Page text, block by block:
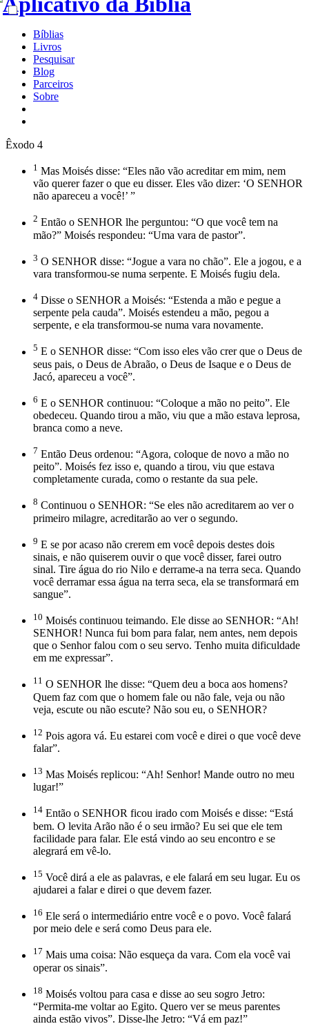
Bíblias
Livros
Pesquisar
Blog
Parceiros
Sobre
Êxodo 4
1 Mas Moisés disse: “Eles não vão acreditar em mim, nem
vão querer fazer o que eu disser. Eles vão dizer: ‘O SENHOR
não apareceu a você!’ ”
2 Então o SENHOR lhe perguntou: “O que você tem na
mão?” Moisés respondeu: “Uma vara de pastor”.
3 O SENHOR disse: “Jogue a vara no chão”. Ele a jogou, e a
vara transformou-se numa serpente. E Moisés fugiu dela.
4 Disse o SENHOR a Moisés: “Estenda a mão e pegue a
serpente pela cauda”. Moisés estendeu a mão, pegou a
serpente, e ela transformou-se numa vara novamente.
5 E o SENHOR disse: “Com isso eles vão crer que o Deus de
seus pais, o Deus de Abraão, o Deus de Isaque e o Deus de
Jacó, apareceu a você”.
6 E o SENHOR continuou: “Coloque a mão no peito”. Ele
obedeceu. Quando tirou a mão, viu que a mão estava leprosa,
branca como a neve.
7 Então Deus ordenou: “Agora, coloque de novo a mão no
peito”. Moisés fez isso e, quando a tirou, viu que estava
completamente curada, como o restante da sua pele.
8 Continuou o SENHOR: “Se eles não acreditarem ao ver o
primeiro milagre, acreditarão ao ver o segundo.
9 E se por acaso não crerem em você depois destes dois
sinais, e não quiserem ouvir o que você disser, farei outro
sinal. Tire água do rio Nilo e derrame-a na terra seca. Quando
você derramar essa água na terra seca, ela se transformará em
sangue”.
10 Moisés continuou teimando. Ele disse ao SENHOR: “Ah!
SENHOR! Nunca fui bom para falar, nem antes, nem depois
que o Senhor falou com o seu servo. Tenho muita dificuldade
em me expressar”.
11 O SENHOR lhe disse: “Quem deu a boca aos homens?
Quem faz com que o homem fale ou não fale, veja ou não
veja, escute ou não escute? Não sou eu, o SENHOR?
12 Pois agora vá. Eu estarei com você e direi o que você deve
falar”.
13 Mas Moisés replicou: “Ah! Senhor! Mande outro no meu
lugar!”
14 Então o SENHOR ficou irado com Moisés e disse: “Está
bem. O levita Arão não é o seu irmão? Eu sei que ele tem
facilidade para falar. Ele está vindo ao seu encontro e se
alegrará em vê-lo.
15 Você dirá a ele as palavras, e ele falará em seu lugar. Eu os
ajudarei a falar e direi o que devem fazer.
16 Ele será o intermediário entre você e o povo. Você falará
por meio dele e será como Deus para ele.
17 Mais uma coisa: Não esqueça da vara. Com ela você vai
operar os sinais”.
18 Moisés voltou para casa e disse ao seu sogro Jetro:
“Permita-me voltar ao Egito. Quero ver se meus parentes
ainda estão vivos”. Disse-lhe Jetro: “Vá em paz!”